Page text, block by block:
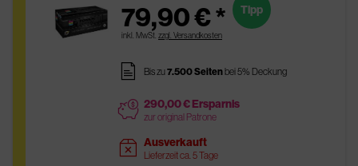
79,90 € *
inkl. MwSt. zzgl. Versandkosten
Tipp
pages Bis zu7.500 Seitenbei 5% Deckung
price 290,00 € Ersparnis
zur original Patrone
sold Ausverkauft
Lieferzeit ca. 5 Tage